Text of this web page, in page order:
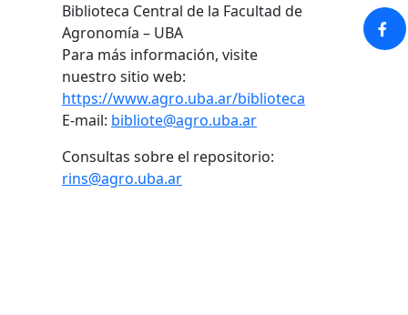
Biblioteca Central de la Facultad de
Agronomía – UBA
Para más información, visite
nuestro sitio web:
https://www.agro.uba.ar/biblioteca
E-mail: bibliote@agro.uba.ar
Consultas sobre el repositorio:
rins@agro.uba.ar